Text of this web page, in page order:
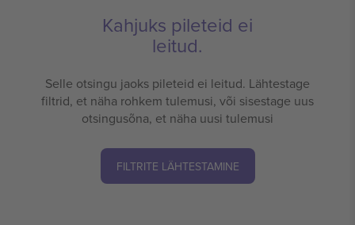
Kahjuks pileteid ei
leitud.
Selle otsingu jaoks pileteid ei leitud. Lähtestage
filtrid, et näha rohkem tulemusi, või sisestage uus
otsingusõna, et näha uusi tulemusi
FILTRITE LÄHTESTAMINE